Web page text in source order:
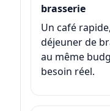
brasserie
Un café
déjeuner de
au même
besoin réel.